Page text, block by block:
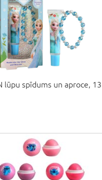
lūpu spīdums un aproce,